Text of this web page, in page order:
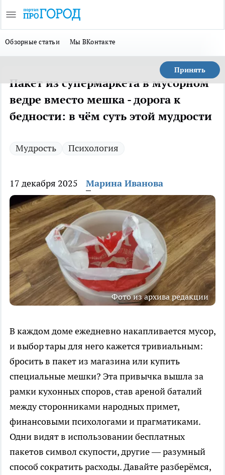
Обзорные статьи Мы ВКонтакте
Принять
Пакет из супермаркета в мусорном
ведре вместо мешка - дорога к
бедности: в чём суть этой мудрости
Мудрость Психология
17 декабря 2025 Марина Иванова
Фото из архива редакции
В каждом доме ежедневно накапливается мусор,
и выбор тары для него кажется тривиальным:
бросить в пакет из магазина или купить
специальные мешки? Эта привычка вышла за
рамки кухонных споров, став ареной баталий
между сторонниками народных примет,
финансовыми психологами и прагматиками.
Одни видят в использовании бесплатных
пакетов символ скупости, другие — разумный
способ сократить расходы. Давайте разберёмся,